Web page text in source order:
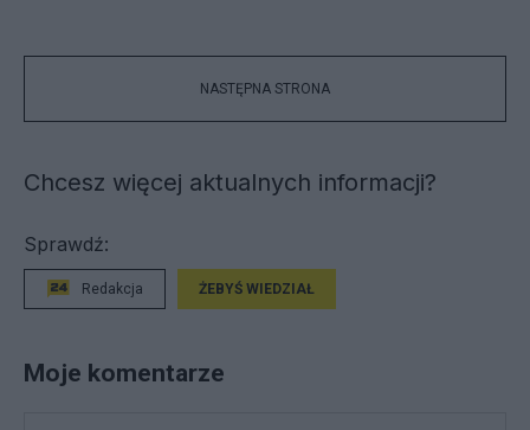
NASTĘPNA STRONA
Chcesz więcej aktualnych informacji?
Sprawdź:
Redakcja ŻEBYŚ WIEDZIAŁ
Moje komentarze